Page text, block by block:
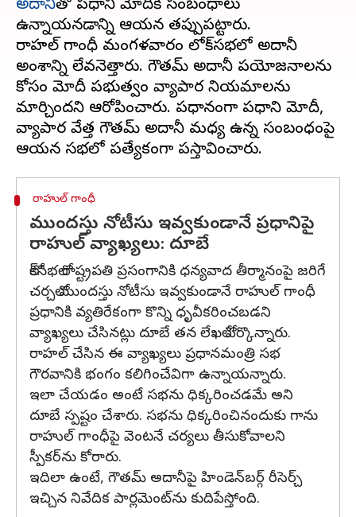
అదానీతో ప్రధాని మోదీకి సంబంధాలు
ఉన్నాయనడాన్ని ఆయన తప్పుపట్టారు.
రాహల్ గాంధీ మంగళవారం లోక్‌సభలో అదానీ
అంశాన్ని లేవనెత్తారు. గౌతమ్ అదానీ ప్రయోజనాలను
కోసం మోదీ ప్రభుత్వం వ్యాపార నియమాలను
మార్చిందని ఆరోపించారు. ప్రధానంగా ప్రధాని మోదీ,
వ్యాపార వేత్త గౌతమ్ అదానీ మధ్య ఉన్న సంబంధంపై
రాహుల్ గాంధీ
ముందస్తు నోటీసు ఇవ్వకుండానే ప్రధానిపై
రాహుల్ వ్యాఖ్యలు: దూబే
లోక్‌సభలో రాష్ట్రపతి ప్రసంగానికి ధన్యవాద తీర్మానంపై జరిగే
చర్చలో ముందస్తు నోటీసు ఇవ్వకుండానే రాహుల్ గాంధీ
ప్రధానికి వ్యతిరేకంగా కొన్ని ధృవీకరించబడని
వ్యాఖ్యలు చేసినట్లు దూబే తన లేఖలో పేర్కొన్నారు.
రాహల్ చేసిన ఈ వ్యాఖ్యలు ప్రధానమంత్రి సభ
గౌరవానికి భంగం కలిగించేవిగా ఉన్నాయన్నారు.
ఇలా చేయడం అంటే సభను ధిక్కరించడమే అని
దూబే స్పష్టం చేశారు. సభను ధిక్కరించినందుకు గాను
రాహుల్ గాంధీపై వెంటనే చర్యలు తీసుకోవాలని
స్పీకర్‌ను కోరారు.
ఇదిలా ఉంటే, గౌతమ్ అదానీపై హిండెన్‌బర్గ్ రీసెర్చ్
ఇచ్చిన నివేదిక పార్లమెంట్‌ను కుదిపేస్తోంది.